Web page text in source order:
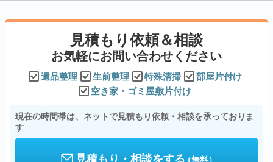
見積もり依頼＆相談
お気軽にお問い合わせください
遺品整理 生前整理 特殊清掃
部屋片付け
空き家・ゴミ屋敷片付け
現在の時間帯は、ネットで見積もり依頼・相談を承っておりま
す
見積もり・相談をする（無料）